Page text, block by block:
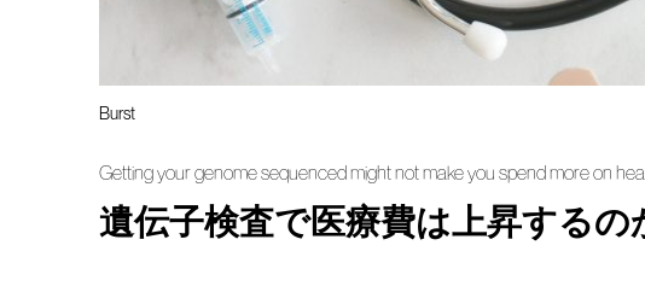
Burst
Getting your genome sequenced might not make you spend more on
遺伝子検査で医療費は上昇するの